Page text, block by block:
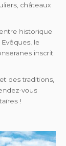
châteaux
historique
le
inscrit
des traditions,
vous
!